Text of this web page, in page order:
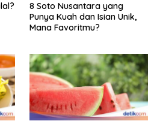
8 Soto Nusantara yang
Punya Kuah dan Isian Unik,
Mana Favoritmu?